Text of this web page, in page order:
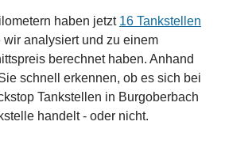
haben jetzt 16 Tankstellen
analysiert und zu einem
berechnet haben. Anhand
schnell erkennen, ob es sich bei
Tankstellen in Burgoberbach
handelt - oder nicht.